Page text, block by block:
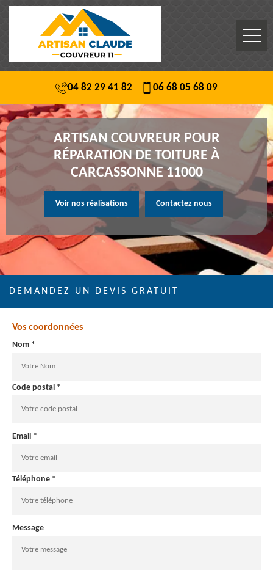
04 82 29 41 82 06 68 05 68 09
ARTISAN COUVREUR POUR
RÉPARATION DE TOITURE À
CARCASSONNE 11000
Voir nos réalisations Contactez nous
DEMANDEZ UN DEVIS GRATUIT
Vos coordonnées
Nom *
Code postal *
Email *
Téléphone *
Message